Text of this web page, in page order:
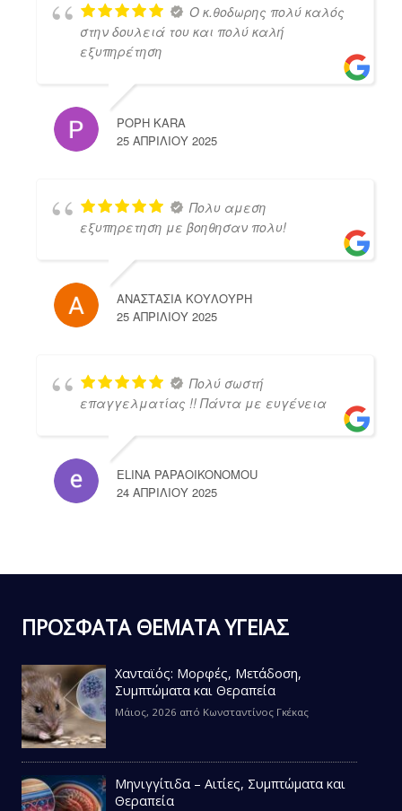
Ο κ.θοδωρης πολύ καλός
στην δουλειά του και πολύ καλή
εξυπηρέτηση
POPH KARA
25 ΑΠΡΙΛΊΟΥ 2025
Πολυ αμεση
εξυπηρετηση με βοηθησαν πολυ!
ΑΝΑΣΤΑΣΙΑ ΚΟΥΛΟΥΡΗ
25 ΑΠΡΙΛΊΟΥ 2025
Πολύ σωστή
επαγγελματίας !! Πάντα με ευγένεια
ELINA PAPAOIKONOMOU
24 ΑΠΡΙΛΊΟΥ 2025
ΠΡΟΣΦΑΤΑ ΘΕΜΑΤΑ ΥΓΕΙΑΣ
Χανταϊός: Μορφές, Μετάδοση,
Συμπτώματα και Θεραπεία
Μάιος, 2026 από Κωνσταντίνος Γκέκας
Μηνιγγίτιδα – Αιτίες, Συμπτώματα και
Θεραπεία